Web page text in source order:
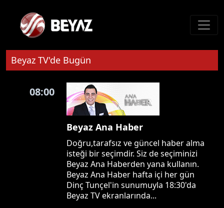
Beyaz TV'de Bugün
08:00
Beyaz Ana Haber
Doğru,tarafsız ve güncel haber alma
isteği bir seçimdir. Siz de seçiminizi
Beyaz Ana Haberden yana kullanın.
Beyaz Ana Haber hafta içi her gün
Dinç Tunçel'in sunumuyla 18:30'da
Beyaz TV ekranlarında...